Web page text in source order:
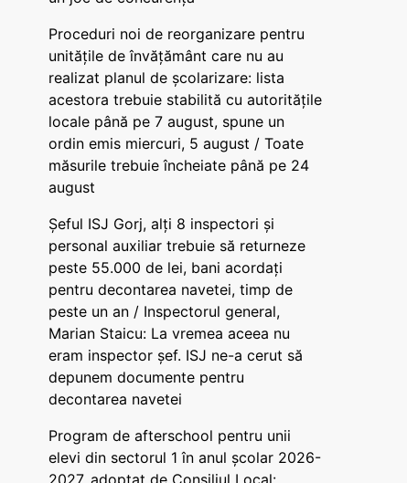
Proceduri noi de reorganizare pentru
unitățile de învățământ care nu au
realizat planul de școlarizare: lista
acestora trebuie stabilită cu autoritățile
locale până pe 7 august, spune un
ordin emis miercuri, 5 august / Toate
măsurile trebuie încheiate până pe 24
august
Șeful ISJ Gorj, alți 8 inspectori și
personal auxiliar trebuie să returneze
peste 55.000 de lei, bani acordați
pentru decontarea navetei, timp de
peste un an / Inspectorul general,
Marian Staicu: La vremea aceea nu
eram inspector șef. ISJ ne-a cerut să
depunem documente pentru
decontarea navetei
Program de afterschool pentru unii
elevi din sectorul 1 în anul școlar 2026-
2027, adoptat de Consiliul Local: